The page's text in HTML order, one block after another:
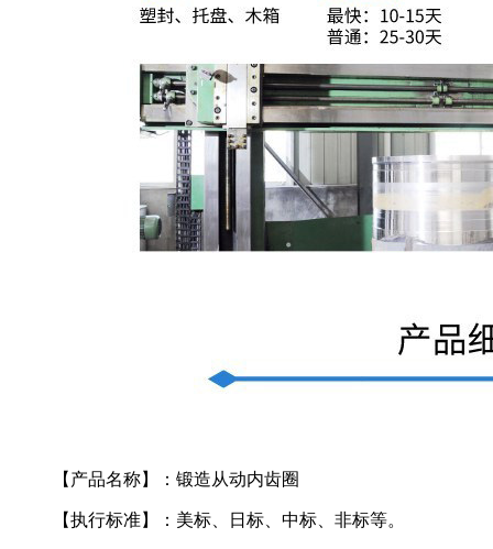
【产品名称】：锻造从动内齿圈
【执行标准】：美标、日标、中标、非标等。